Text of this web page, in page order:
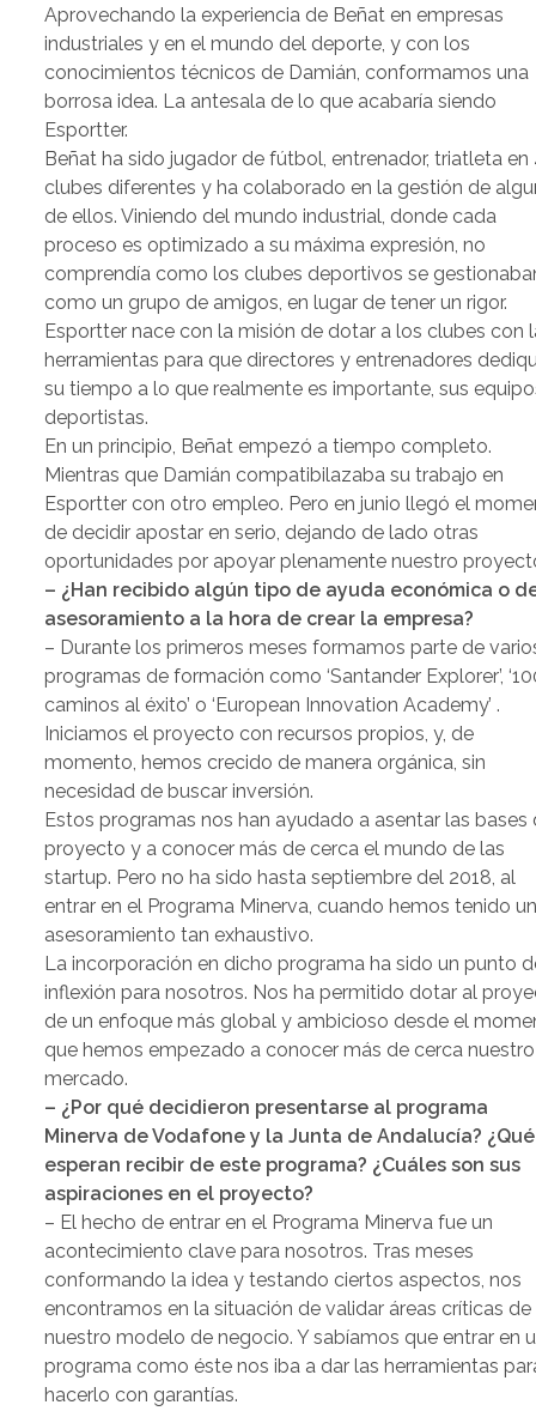
Aprovechando la experiencia de Beñat en empresas
industriales y en el mundo del deporte, y con los
conocimientos técnicos de Damián, conformamos una
borrosa idea. La antesala de lo que acabaría siendo
Esportter.
Beñat ha sido jugador de fútbol, entrenador, triatleta en
clubes diferentes y ha colaborado en la gestión de
de ellos. Viniendo del mundo industrial, donde cada
proceso es optimizado a su máxima expresión, no
comprendía como los clubes deportivos se
como un grupo de amigos, en lugar de tener un rigor.
Esportter nace con la misión de dotar a los clubes con
herramientas para que directores y entrenadores
su tiempo a lo que realmente es importante, sus
deportistas.
En un principio, Beñat empezó a tiempo completo.
Mientras que Damián compatibilazaba su trabajo en
Esportter con otro empleo. Pero en junio llegó el
de decidir apostar en serio, dejando de lado otras
oportunidades por apoyar plenamente nuestro
– ¿Han recibido algún tipo de ayuda económica o
asesoramiento a la hora de crear la empresa?
– Durante los primeros meses formamos parte de
programas de formación como ‘Santander Explorer’,
caminos al éxito’ o ‘European Innovation Academy’ .
Iniciamos el proyecto con recursos propios, y, de
momento, hemos crecido de manera orgánica, sin
necesidad de buscar inversión.
Estos programas nos han ayudado a asentar las bases
proyecto y a conocer más de cerca el mundo de las
startup. Pero no ha sido hasta septiembre del 2018, al
entrar en el Programa Minerva, cuando hemos tenido
asesoramiento tan exhaustivo.
La incorporación en dicho programa ha sido un punto
inflexión para nosotros. Nos ha permitido dotar al
de un enfoque más global y ambicioso desde el
que hemos empezado a conocer más de cerca nuestro
mercado.
– ¿Por qué decidieron presentarse al programa
Minerva de Vodafone y la Junta de Andalucía? ¿Qué
esperan recibir de este programa? ¿Cuáles son sus
aspiraciones en el proyecto?
– El hecho de entrar en el Programa Minerva fue un
acontecimiento clave para nosotros. Tras meses
conformando la idea y testando ciertos aspectos, nos
encontramos en la situación de validar áreas críticas de
nuestro modelo de negocio. Y sabíamos que entrar en
programa como éste nos iba a dar las herramientas
hacerlo con garantías.